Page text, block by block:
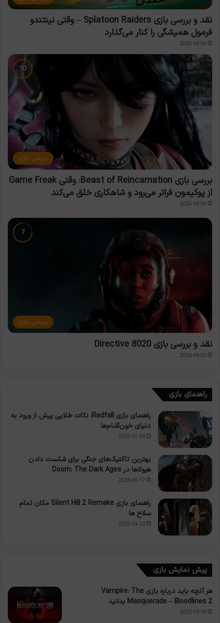
نقد و بررسی بازی Splatoon Raiders – وقتی نینتندو
فرمول همیشگی را کنار می‌گذارد
2026-08-04
بررسی بازی
بررسی بازی Beast of Reincarnation: وقتی Game Freak
از پوکیمون فراتر می‌رود و شاهکاری خلق می‌کند
2026-08-04
بررسی بازی
نقد و بررسی بازی Directive 8020
2026-08-03
راهنمای بازی
راهنمای بازی Redfall: نکات طلایی پیش از ورود به
دنیای خون‌آشام‌ها
2025-07-04
بهترین تاکتیک‌های جنگی برای شکست دادن
هیولاها در Doom: The Dark Ages
2025-05-17
راهنمای بازی Silent Hill 2 Remake مکان تمام
سلاح ها
2025-04-22
پیش نمایش بازی
هر آنچه باید درباره بازی Vampire: The
Masquerade – Bloodlines 2 بدانید
2025-09-18